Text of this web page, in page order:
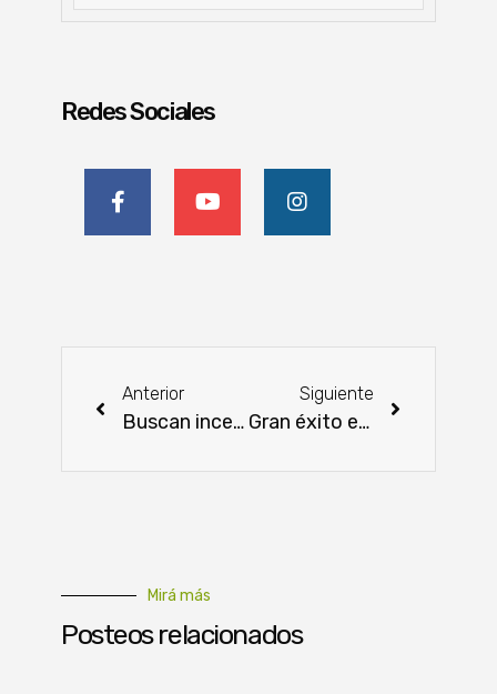
Redes Sociales
Anterior
Buscan incentivar la producción de caña de azúcar en Canindeyú
Siguiente
Gran éxito en ventas de la feria agropecuaria «Semana Santa Ra’arõvo»
Mirá más
Posteos relacionados